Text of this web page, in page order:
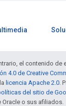
el contenido de
4.0 de Creative
licencia Apache 2.0.
del sitio de
Oracle o sus afiliados.